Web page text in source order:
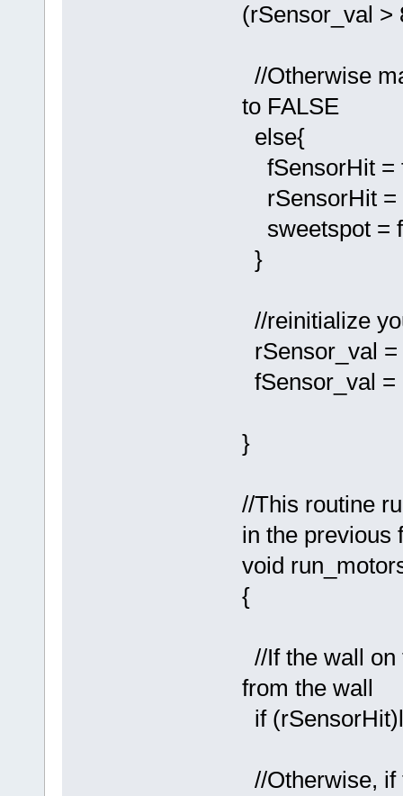
(rSensor_val >
//Otherwise
to FALSE
else{
fSensorHit =
rSensorHit =
sweetspot =
}
//reinitialize
rSensor_val =
fSensor_val =
}
//This routine
in the previous
void
{
//If the wall
from the wall
if
//Otherwise,